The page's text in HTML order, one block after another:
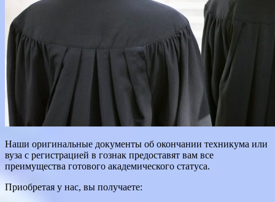
Наши оригинальные документы об окончании техникума или
вуза с регистрацией в гознак предоставят вам все
преимущества готового академического статуса.
Приобретая у нас, вы получаете: